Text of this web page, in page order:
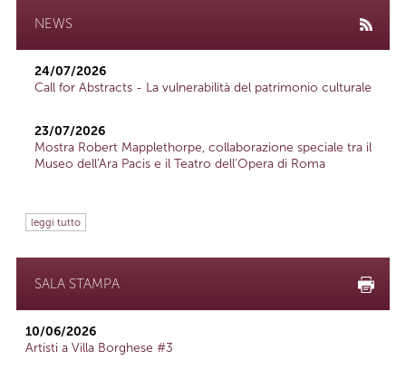
NEWS
24/07/2026
Call for Abstracts - La vulnerabilità del patrimonio culturale
23/07/2026
Mostra Robert Mapplethorpe, collaborazione speciale tra il
Museo dell'Ara Pacis e il Teatro dell'Opera di Roma
leggi tutto
SALA STAMPA
10/06/2026
Artisti a Villa Borghese #3